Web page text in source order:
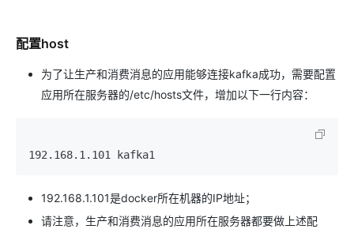
配置host
为了让生产和消费消息的应用能够连接kafka成功，需要配置
应用所在服务器的/etc/hosts文件，增加以下一行内容：
192.168.1.101 kafka1
192.168.1.101是docker所在机器的IP地址；
请注意，生产和消费消息的应用所在服务器都要做上述配